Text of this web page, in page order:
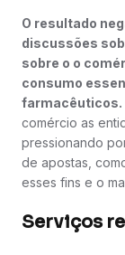
O resultado
discussões
sobre o o
consumo
farmacêuticos.
comércio as
pressionando
de apostas,
esses fins e o
Serviços